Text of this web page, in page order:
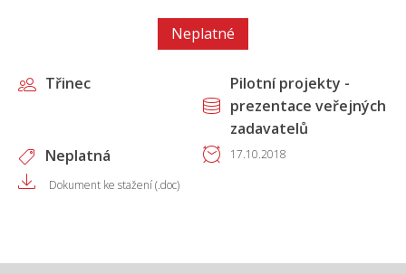
Neplatné
Třinec
Pilotní projekty -
prezentace veřejných
zadavatelů
Neplatná
17.10.2018
Dokument ke stažení (.doc)